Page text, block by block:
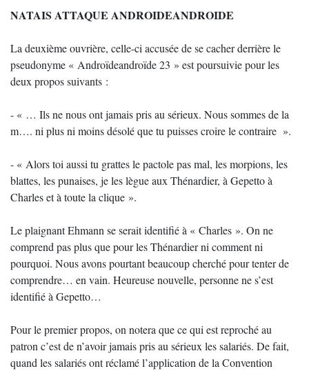
NATAIS ATTAQUE ANDROIDEANDROIDE
La deuxième ouvrière, celle-ci accusée de se cacher derrière le
pseudonyme « Androïdeandroïde 23 » est poursuivie pour les
deux propos suivants :
- « … Ils ne nous ont jamais pris au sérieux. Nous sommes de la
m…. ni plus ni moins désolé que tu puisses croire le contraire ».
- « Alors toi aussi tu grattes le pactole pas mal, les morpions, les
blattes, les punaises, je les lègue aux Thénardier, à Gepetto à
Charles et à toute la clique ».
Le plaignant Ehmann se serait identifié à « Charles ». On ne
comprend pas plus que pour les Thénardier ni comment ni
pourquoi. Nous avons pourtant beaucoup cherché pour tenter de
comprendre… en vain. Heureuse nouvelle, personne ne s’est
identifié à Gepetto…
Pour le premier propos, on notera que ce qui est reproché au
patron c’est de n’avoir jamais pris au sérieux les salariés. De fait,
quand les salariés ont réclamé l’application de la Convention